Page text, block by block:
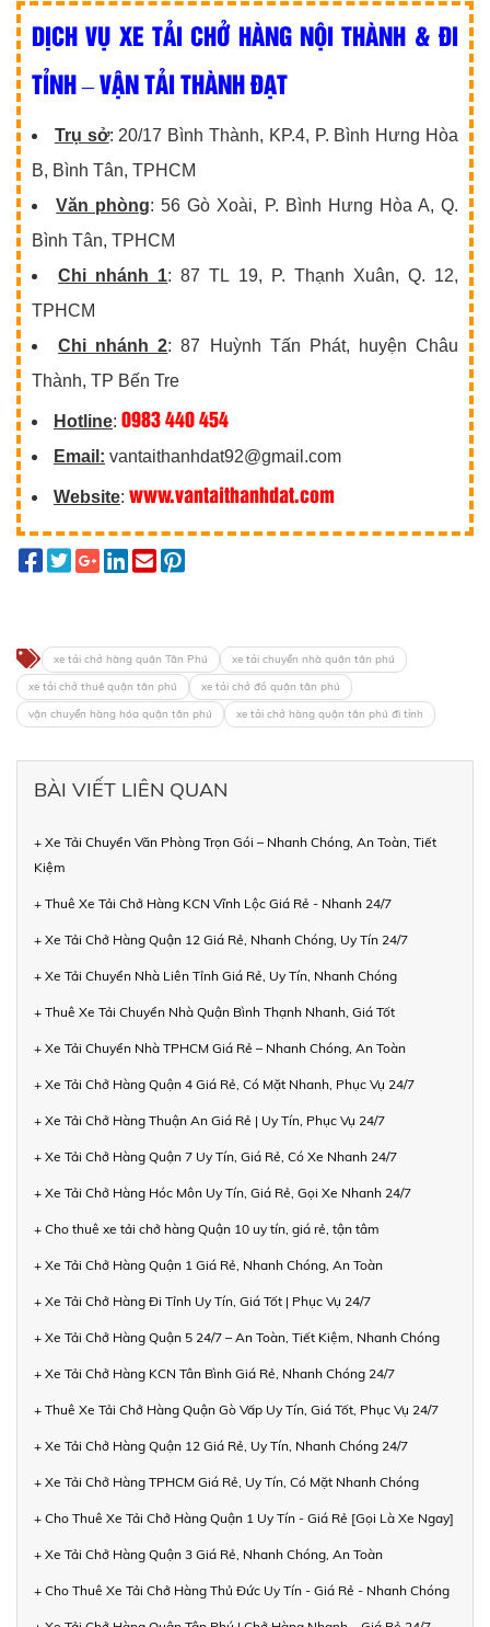
DỊCH VỤ XE TẢI CHỞ HÀNG NỘI THÀNH & ĐI
TỈNH – VẬN TẢI THÀNH ĐẠT
Trụ sở: 20/17 Bình Thành, KP.4, P. Bình Hưng Hòa
B, Bình Tân, TPHCM
Văn phòng: 56 Gò Xoài, P. Bình Hưng Hòa A, Q.
Bình Tân, TPHCM
Chi nhánh 1: 87 TL 19, P. Thạnh Xuân, Q. 12,
TPHCM
Chi nhánh 2: 87 Huỳnh Tấn Phát, huyện Châu
Thành, TP Bến Tre
Hotline: 0983 440 454
Email: vantaithanhdat92@gmail.com
Website: www.vantaithanhdat.com
xe tải chở hàng quận Tân Phú
xe tải chuyển nhà quận tân phú
xe tải chở thuê quận tân phú
xe tải chở đồ quận tân phú
vận chuyển hàng hóa quận tân phú
xe tải chở hàng quận tân phú đi tỉnh
BÀI VIẾT LIÊN QUAN
+ Xe Tải Chuyển Văn Phòng Trọn Gói – Nhanh Chóng, An Toàn, Tiết
Kiệm
+ Thuê Xe Tải Chở Hàng KCN Vĩnh Lộc Giá Rẻ - Nhanh 24/7
+ Xe Tải Chở Hàng Quận 12 Giá Rẻ, Nhanh Chóng, Uy Tín 24/7
+ Xe Tải Chuyển Nhà Liên Tỉnh Giá Rẻ, Uy Tín, Nhanh Chóng
+ Thuê Xe Tải Chuyển Nhà Quận Bình Thạnh Nhanh, Giá Tốt
+ Xe Tải Chuyển Nhà TPHCM Giá Rẻ – Nhanh Chóng, An Toàn
+ Xe Tải Chở Hàng Quận 4 Giá Rẻ, Có Mặt Nhanh, Phục Vụ 24/7
+ Xe Tải Chở Hàng Thuận An Giá Rẻ | Uy Tín, Phục Vụ 24/7
+ Xe Tải Chở Hàng Quận 7 Uy Tín, Giá Rẻ, Có Xe Nhanh 24/7
+ Xe Tải Chở Hàng Hóc Môn Uy Tín, Giá Rẻ, Gọi Xe Nhanh 24/7
+ Cho thuê xe tải chở hàng Quận 10 uy tín, giá rẻ, tận tâm
+ Xe Tải Chở Hàng Quận 1 Giá Rẻ, Nhanh Chóng, An Toàn
+ Xe Tải Chở Hàng Đi Tỉnh Uy Tín, Giá Tốt | Phục Vụ 24/7
+ Xe Tải Chở Hàng Quận 5 24/7 – An Toàn, Tiết Kiệm, Nhanh Chóng
+ Xe Tải Chở Hàng KCN Tân Bình Giá Rẻ, Nhanh Chóng 24/7
+ Thuê Xe Tải Chở Hàng Quận Gò Vấp Uy Tín, Giá Tốt, Phục Vụ 24/7
+ Xe Tải Chở Hàng Quận 12 Giá Rẻ, Uy Tín, Nhanh Chóng 24/7
+ Xe Tải Chở Hàng TPHCM Giá Rẻ, Uy Tín, Có Mặt Nhanh Chóng
+ Cho Thuê Xe Tải Chở Hàng Quận 1 Uy Tín - Giá Rẻ [Gọi Là Xe Ngay]
+ Xe Tải Chở Hàng Quận 3 Giá Rẻ, Nhanh Chóng, An Toàn
+ Cho Thuê Xe Tải Chở Hàng Thủ Đức Uy Tín - Giá Rẻ - Nhanh Chóng